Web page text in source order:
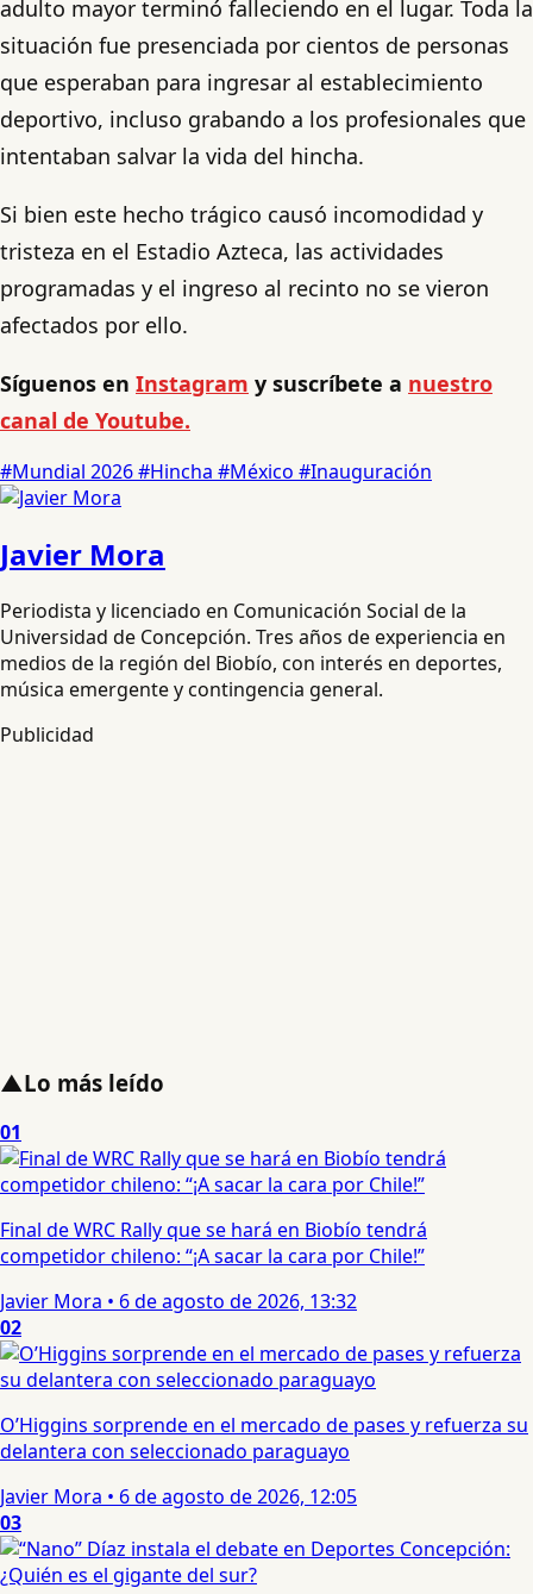
adulto mayor terminó falleciendo en el lugar. Toda la
situación fue presenciada por cientos de personas
que esperaban para ingresar al establecimiento
deportivo, incluso grabando a los profesionales que
intentaban salvar la vida del hincha.
Si bien este hecho trágico causó incomodidad y
tristeza en el Estadio Azteca, las actividades
programadas y el ingreso al recinto no se vieron
afectados por ello.
Síguenos en Instagram y suscríbete a nuestro
canal de Youtube.
#Mundial 2026#Hincha #México #Inauguración
Javier Mora
Periodista y licenciado en Comunicación Social de la
Universidad de Concepción. Tres años de experiencia en
medios de la región del Biobío, con interés en deportes,
música emergente y contingencia general.
Publicidad
▲Lo más leído
01
Final de WRC Rally que se hará en Biobío tendrá
competidor chileno: “¡A sacar la cara por Chile!”
Javier Mora • 6 de agosto de 2026, 13:32
02
O’Higgins sorprende en el mercado de pases y refuerza su
delantera con seleccionado paraguayo
Javier Mora • 6 de agosto de 2026, 12:05
03